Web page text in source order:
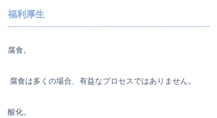
福利厚生
腐食。
腐食は多くの場合、有益なプロセスではありません。
酸化。